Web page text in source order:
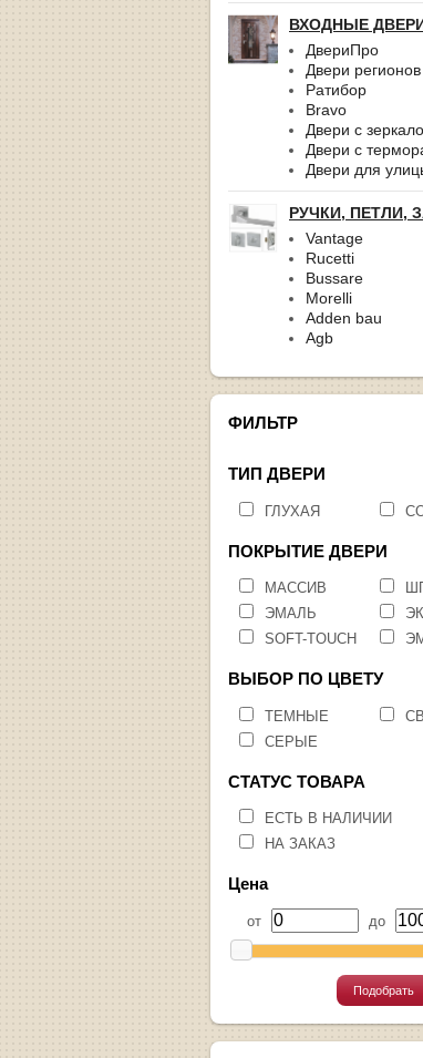
ВХОДНЫЕ
ДвериПро
Двери регионов
Ратибор
Bravo
Двери с
Двери с
Двери для
РУЧКИ, ПЕТЛИ,
Vantage
Rucetti
Bussare
Morelli
Adden bau
Agb
ФИЛЬТР
ТИП ДВЕРИ
ГЛУХАЯ
ПОКРЫТИЕ ДВЕРИ
МАССИВ
ЭМАЛЬ
SOFT-TOUCH
ВЫБОР ПО ЦВЕТУ
ТЕМНЫЕ
СЕРЫЕ
СТАТУС ТОВАРА
ЕСТЬ В НАЛИЧИИ
НА ЗАКАЗ
Цена
от до
Подобрать